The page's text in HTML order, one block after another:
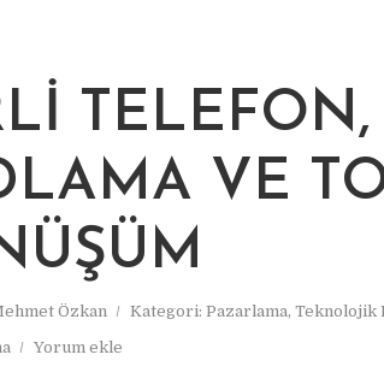
TELEFON,
VE
Özkan Kategori: Pazarlama, Teknolojik
Yorum ekle